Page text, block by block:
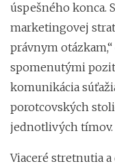
úspešného konca.
marketingovej
právnym
spomenutými
komunikácia
porotcovských
jednotlivých tímov.
Viaceré stretnutia